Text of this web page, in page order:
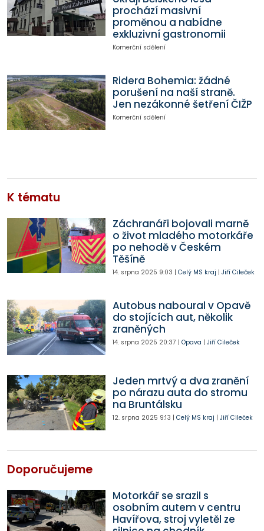
prochází masivní
proměnou a nabídne
exkluzivní gastronomii
Komerční sdělení
Ridera Bohemia: žádné
porušení na naší straně.
Jen nezákonné šetření ČIŽP
Komerční sdělení
K tématu
Záchranáři bojovali marně
o život mladého motorkáře
po nehodě v Českém
Těšíně
14. srpna 2025 9:03 | Celý MS kraj | Jiří Cileček
Autobus naboural v Opavě
do stojících aut, několik
zraněných
14. srpna 2025 20:37 | Opava | Jiří Cileček
Jeden mrtvý a dva zranění
po nárazu auta do stromu
na Bruntálsku
12. srpna 2025 9:13 | Celý MS kraj | Jiří Cileček
Doporučujeme
Motorkář se srazil s
osobním autem v centru
Havířova, stroj vyletěl ze